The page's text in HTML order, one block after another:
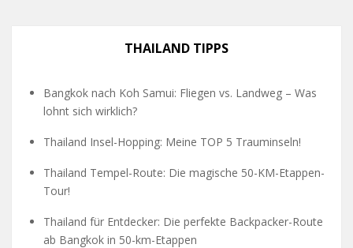
THAILAND TIPPS
Bangkok nach Koh Samui: Fliegen vs. Landweg – Was
lohnt sich wirklich?
Thailand Insel-Hopping: Meine TOP 5 Trauminseln!
Thailand Tempel-Route: Die magische 50-KM-Etappen-
Tour!
Thailand für Entdecker: Die perfekte Backpacker-Route
ab Bangkok in 50-km-Etappen